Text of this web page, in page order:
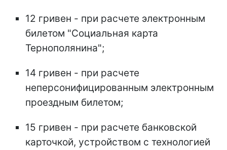
12 гривен - при расчете электронным
билетом "Социальная карта
Тернополянина";
14 гривен - при расчете
неперсонифицированным электронным
проездным билетом;
15 гривен - при расчете банковской
карточкой, устройством с технологией